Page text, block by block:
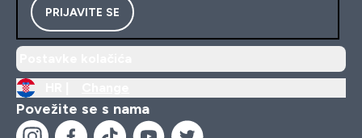
PRIJAVITE SE
Povežite se s nama